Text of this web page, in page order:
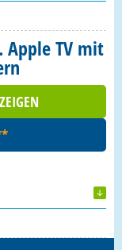
Apple TV mit